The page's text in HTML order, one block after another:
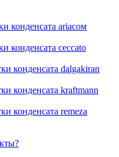
конденсата ariacом
конденсата ceccato
конденсата dalgakiran
конденсата kraftmann
конденсата remeza